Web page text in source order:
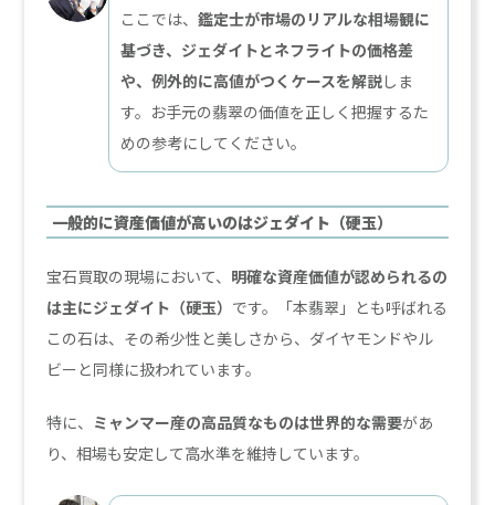
ここでは、鑑定士が市場のリアルな相場観に
基づき、ジェダイトとネフライトの価格差
や、例外的に高値がつくケースを解説しま
す。お手元の翡翠の価値を正しく把握するた
めの参考にしてください。
一般的に資産価値が高いのはジェダイト（硬玉）
宝石買取の現場において、 明確な資産価値が認められるの
は主にジェダイト（硬玉） です。「本翡翠」とも呼ばれる
この石は、その希少性と美しさから、ダイヤモンドやル
ビーと同様に扱われています。
特に、 ミャンマー産の高品質なものは世界的な需要があ
り、相場も安定して高水準を維持しています。